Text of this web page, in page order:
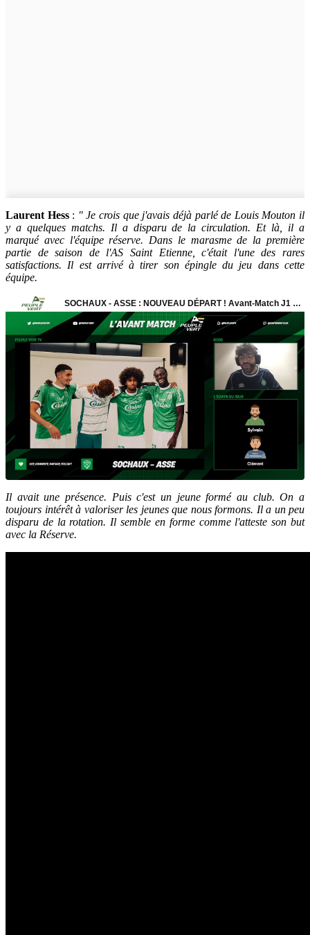
Laurent Hess: " Je crois que j'avais déjà parlé de Louis Mouton il
y a quelques matchs. Il a disparu de la circulation. Et là, il a
marqué avec l'équipe réserve. Dans le marasme de la première
partie de saison de l'AS Saint Etienne, c'était l'une des rares
satisfactions. Il est arrivé à tirer son épingle du jeu dans cette
équipe.
Il avait une présence. Puis c'est un jeune formé au club. On a
toujours intérêt à valoriser les jeunes que nous formons. Il a un peu
disparu de la rotation. Il semble en forme comme l'atteste son but
avec la Réserve.